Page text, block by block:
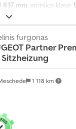
837 mm, emisijos klasė:
, bendras ilgis:
elektroninė
oro
trauki kontrolė,
1 118 km
furgonas
Partner